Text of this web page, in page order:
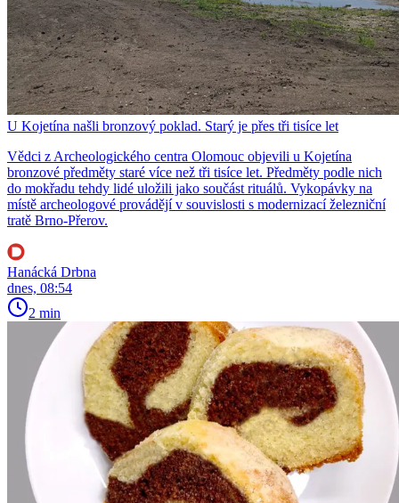
U Kojetína našli bronzový poklad. Starý je přes tři tisíce let
Vědci z Archeologického centra Olomouc objevili u Kojetína
bronzové předměty staré více než tři tisíce let. Předměty podle nich
do mokřadu tehdy lidé uložili jako součást rituálů. Vykopávky na
místě archeologové provádějí v souvislosti s modernizací železniční
tratě Brno-Přerov.
Hanácká Drbna
dnes, 08:54
2 min